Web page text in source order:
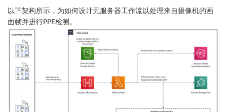
                {
                    "Name": "HEAD",
                    "Confidence": 99.9693374633789,
                    "EquipmentDetections": [
                        {
                            "BoundingBox": {
"Width":
"Height":
"Left":
"Top":
以下架构所示，为如何设计无服务器工作流以处理来自摄像机的画
面帧并进行PPE检测。